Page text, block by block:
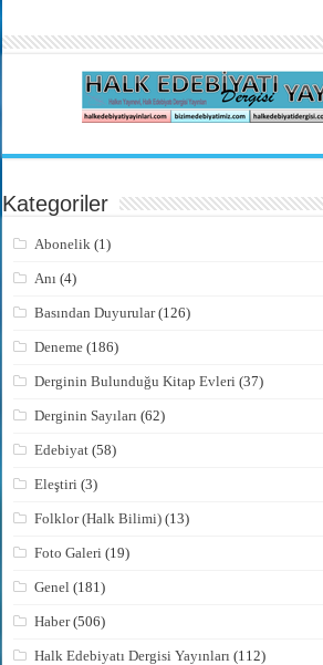
Kategoriler
Abonelik (1)
Anı (4)
Basından Duyurular(126)
Deneme (186)
Derginin Bulunduğu Kitap Evleri (37)
Derginin Sayıları (62)
Edebiyat (58)
Eleştiri (3)
Folklor (Halk Bilimi) (13)
Foto Galeri (19)
Genel (181)
Haber(506)
Halk Edebiyatı Dergisi Yayınları (112)